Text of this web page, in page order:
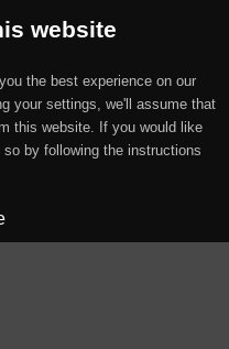
website
the best experience on our
your settings, we'll assume that
this website. If you would like
by following the instructions